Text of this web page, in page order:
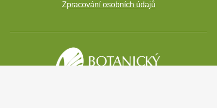
Zpracování osobních údajů